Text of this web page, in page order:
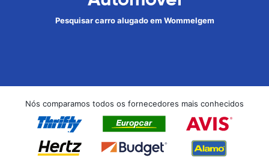
Pesquisar carro alugado em Wommelgem
Nós comparamos todos os fornecedores mais conhecidos